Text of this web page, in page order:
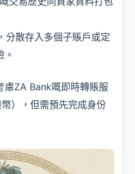
分散存入多個子賬戶或定
慮ZA Bank嘅即時轉賬服
），但需預先完成身份